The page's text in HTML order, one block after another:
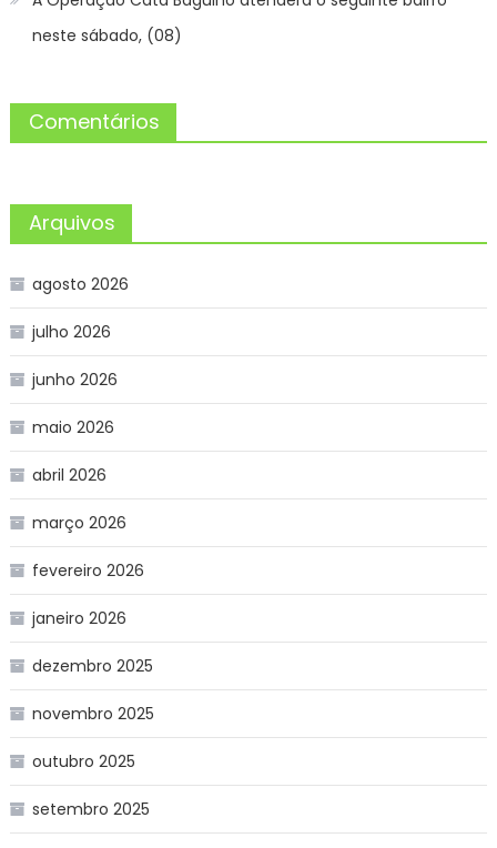
neste sábado, (08)
Comentários
Arquivos
agosto 2026
julho 2026
junho 2026
maio 2026
abril 2026
março 2026
fevereiro 2026
janeiro 2026
dezembro 2025
novembro 2025
outubro 2025
setembro 2025